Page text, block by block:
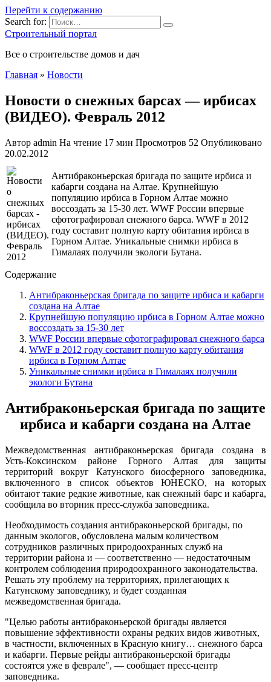
Перейти к содержанию
Search for:
Строительный портал
Все о строительстве домов и дач
Главная » Новости
Новости о снежных барсах — ирбисах
(ВИДЕО). Февраль 2012
Автор admin На чтение 17 мин Просмотров 52 Опубликовано
20.02.2012
Антибраконьерская бригада по защите ирбиса и
кабарги создана на Алтае. Крупнейшую
популяцию ирбиса в Горном Алтае можно
воссоздать за 15-30 лет. WWF России впервые
сфотографировал снежного барса. WWF в 2012
году составит полную карту обитания ирбиса в
Горном Алтае. Уникальные снимки ирбиса в
Гималаях получили экологи Бутана.
Содержание
Антибраконьерская бригада по защите ирбиса и кабарги
создана на Алтае
Крупнейшую популяцию ирбиса в Горном Алтае можно
воссоздать за 15-30 лет
WWF России впервые сфотографировал снежного барса
WWF в 2012 году составит полную карту обитания
ирбиса в Горном Алтае
Уникальные снимки ирбиса в Гималаях получили
экологи Бутана
Антибраконьерская бригада по защите
ирбиса и кабарги создана на Алтае
Межведомственная антибраконьерская бригада создана в
Усть-Коксинском районе Горного Алтая для защиты
территорий вокруг Катунского биосферного заповедника,
включенного в список объектов ЮНЕСКО, на которых
обитают такие редкие животные, как снежный барс и кабарга,
сообщила во вторник пресс-служба заповедника.
Необходимость создания антибраконьерской бригады, по
данным экологов, обусловлена малым количеством
сотрудников различных природоохранных служб на
территории района и — соответственно — недостаточным
контролем соблюдения природоохранного законодательства.
Решать эту проблему на территориях, прилегающих к
Катунскому заповеднику, и будет созданная
межведомственная бригада.
"Целью работы антибраконьерской бригады является
повышение эффективности охраны редких видов животных,
в частности, включенных в Красную книгу… снежного барса
и кабарги. Первые рейды антибраконьерской бригады
состоятся уже в феврале", — сообщает пресс-центр
заповедника.